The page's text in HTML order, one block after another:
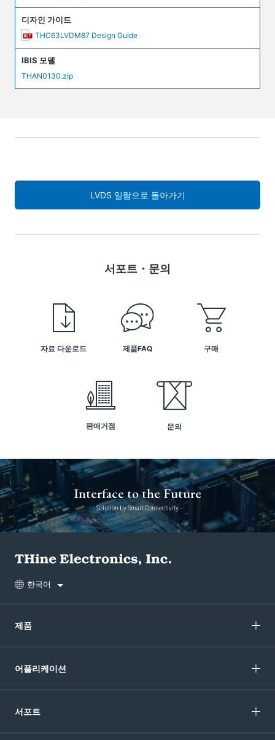
디자인 가이드
THC63LVDM87 Design Guide
IBIS 모델
THAN0130.zip
LVDS 일람으로 돌아가기
서포트・문의
자료 다운로드 제품FAQ 구매
판매거점 문의
Interface to the Future
- Solution by Smart Connectivity -
한국어
제품
어플리케이션
서포트